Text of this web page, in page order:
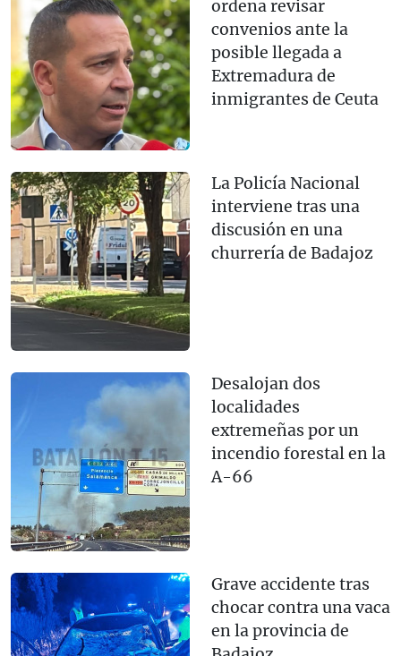
ordena revisar
convenios ante la
posible llegada a
Extremadura de
inmigrantes de Ceuta
La Policía Nacional
interviene tras una
discusión en una
churrería de Badajoz
Desalojan dos
localidades
extremeñas por un
incendio forestal en la
A-66
Grave accidente tras
chocar contra una vaca
en la provincia de